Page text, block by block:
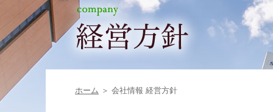
ホーム ＞ 会社情報 経営方針